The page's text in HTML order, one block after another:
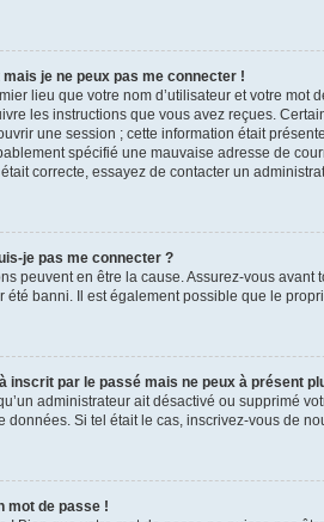
je ne peux pas me connecter !
lieu que votre nom d’utilisateur et votre mot
les instructions que vous avez reçues.
une session ; cette information était
spécifié une mauvaise adresse de
correcte, essayez de contacter un
je pas me connecter ?
peuvent en être la cause. Assurez-vous
été banni. Il est également possible que le
inscrit par le passé mais ne peux à présent
administrateur ait désactivé ou supprimé
données. Si tel était le cas, inscrivez-vous de
mot de passe !